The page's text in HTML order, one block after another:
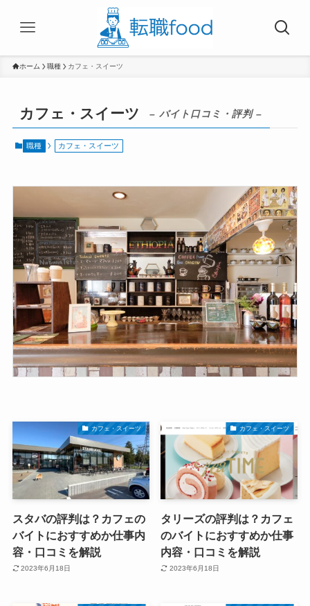
ホーム 職種 カフェ・スイーツ
カフェ・スイーツ – バイト口コミ・評判 –
職種 カフェ・スイーツ
カフェ・スイーツ
スタバの評判は？カフェの
バイトにおすすめか仕事内
容・口コミを解説
2023年6月18日
カフェ・スイーツ
タリーズの評判は？カフェ
のバイトにおすすめか仕事
内容・口コミを解説
2023年6月18日